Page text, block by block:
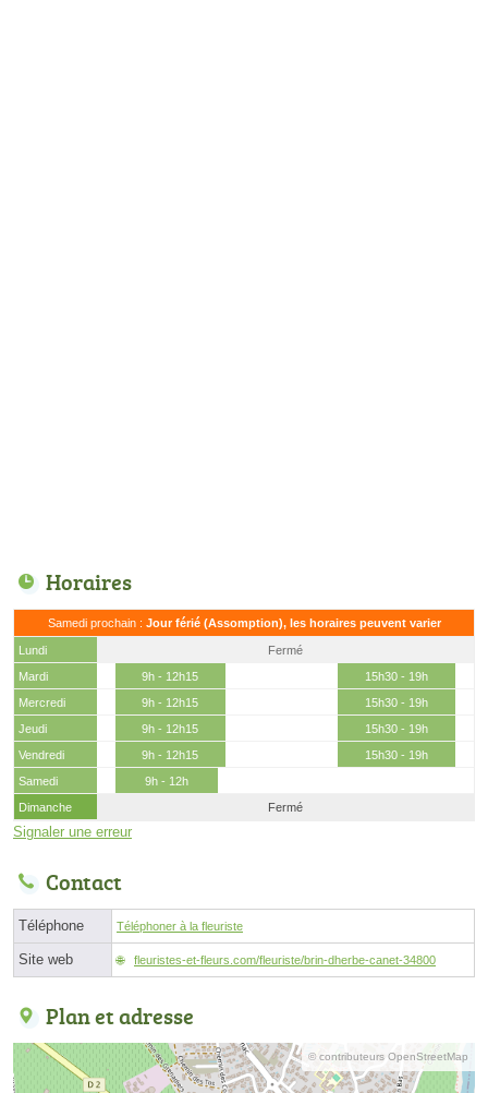
Horaires
Samedi prochain : Jour férié (Assomption), les horaires peuvent varier
Lundi
Fermé
Mardi
9h - 12h15
15h30 - 19h
Mercredi
9h - 12h15
15h30 - 19h
Jeudi
9h - 12h15
15h30 - 19h
Vendredi
9h - 12h15
15h30 - 19h
Samedi
9h - 12h
Dimanche
Fermé
Signaler une erreur
Contact
Téléphone Téléphoner à la fleuriste
Site web fleuristes-et-fleurs.com/fleuriste/brin-dherbe-canet-34800
Plan et adresse
© contributeurs OpenStreetMap